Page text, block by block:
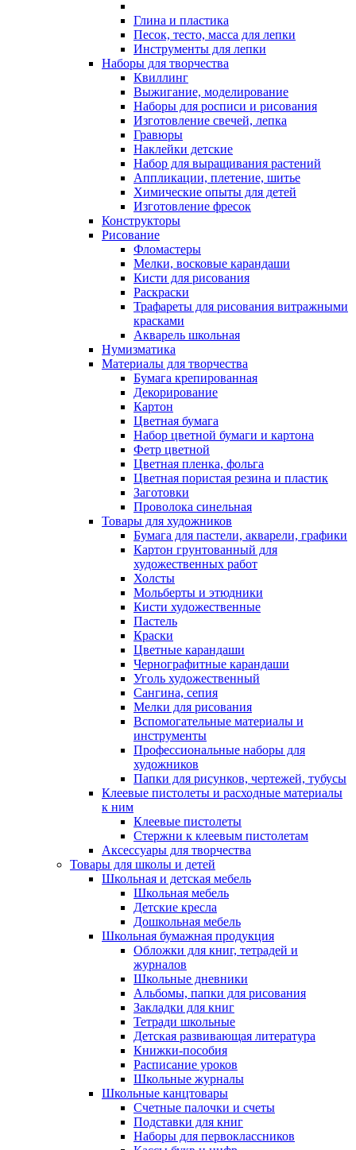
Глина и пластика
Песок, тесто, масса для лепки
Инструменты для лепки
Наборы для творчества
Квиллинг
Выжигание, моделирование
Наборы для росписи и рисования
Изготовление свечей, лепка
Гравюры
Наклейки детские
Набор для выращивания растений
Аппликации, плетение, шитье
Химические опыты для детей
Изготовление фресок
Конструкторы
Рисование
Фломастеры
Мелки, восковые карандаши
Кисти для рисования
Раскраски
Трафареты для рисования витражными
красками
Акварель школьная
Нумизматика
Материалы для творчества
Бумага крепированная
Декорирование
Картон
Цветная бумага
Набор цветной бумаги и картона
Фетр цветной
Цветная пленка, фольга
Цветная пористая резина и пластик
Заготовки
Проволока синельная
Товары для художников
Бумага для пастели, акварели, графики
Картон грунтованный для
художественных работ
Холсты
Мольберты и этюдники
Кисти художественные
Пастель
Краски
Цветные карандаши
Чернографитные карандаши
Уголь художественный
Сангина, сепия
Мелки для рисования
Вспомогательные материалы и
инструменты
Профессиональные наборы для
художников
Папки для рисунков, чертежей, тубусы
Клеевые пистолеты и расходные материалы
к ним
Клеевые пистолеты
Стержни к клеевым пистолетам
Аксессуары для творчества
Товары для школы и детей
Школьная и детская мебель
Школьная мебель
Детские кресла
Дошкольная мебель
Школьная бумажная продукция
Обложки для книг, тетрадей и
журналов
Школьные дневники
Альбомы, папки для рисования
Закладки для книг
Тетради школьные
Детская развивающая литература
Книжки-пособия
Расписание уроков
Школьные журналы
Школьные канцтовары
Счетные палочки и счеты
Подставки для книг
Наборы для первоклассников